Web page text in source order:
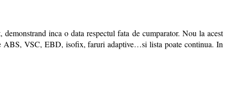
inca o data respectul fata de cumparator. Nou la acest
ABS, VSC, EBD, isofix, faruri adaptive…si lista poate continua. In